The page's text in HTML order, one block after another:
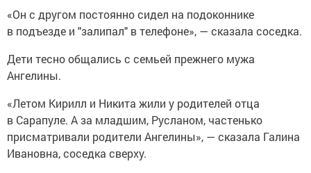
«Он с другом постоянно сидел на подоконнике
в подъезде и "залипал" в телефоне», — сказала соседка.
Дети тесно общались с семьей прежнего мужа
Ангелины.
«Летом Кирилл и Никита жили у родителей отца
в Сарапуле. А за младшим, Русланом, частенько
присматривали родители Ангелины», — сказала Галина
Ивановна, соседка сверху.